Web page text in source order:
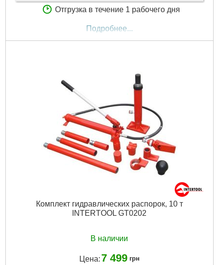
Отгрузка в течение 1 рабочего дня
Подробнее...
Комплект гидравлических распорок, 10 т
INTERTOOL GT0202
В наличии
Цена: 7 499 грн